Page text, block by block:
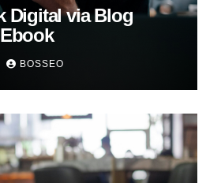
Digital via Blog
BOSSEO